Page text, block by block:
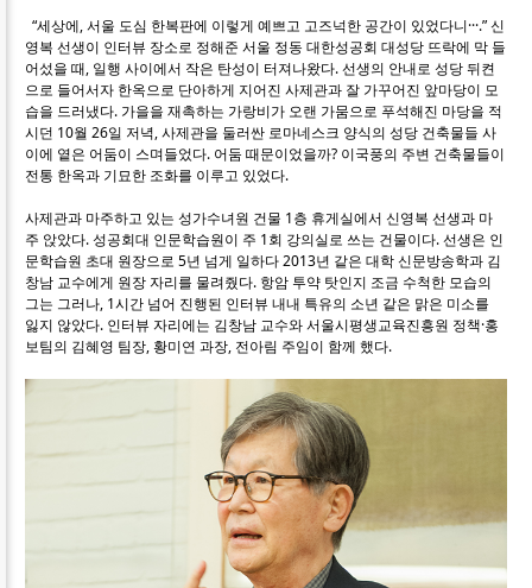
“세상에, 서울 도심 한복판에 이렇게 예쁘고 고즈넉한 공간이 있었다니···.” 신
영복 선생이 인터뷰 장소로 정해준 서울 정동 대한성공회 대성당 뜨락에 막 들
어섰을 때, 일행 사이에서 작은 탄성이 터져나왔다. 선생의 안내로 성당 뒤켠
으로 들어서자 한옥으로 단아하게 지어진 사제관과 잘 가꾸어진 앞마당이 모
습을 드러냈다. 가을을 재촉하는 가랑비가 오랜 가뭄으로 푸석해진 마당을 적
시던 10월 26일 저녁, 사제관을 둘러싼 로마네스크 양식의 성당 건축물들 사
이에 옅은 어둠이 스며들었다. 어둠 때문이었을까? 이국풍의 주변 건축물들이
전통 한옥과 기묘한 조화를 이루고 있었다.
사제관과 마주하고 있는 성가수녀원 건물 1층 휴게실에서 신영복 선생과 마
주 앉았다. 성공회대 인문학습원이 주 1회 강의실로 쓰는 건물이다. 선생은 인
문학습원 초대 원장으로 5년 넘게 일하다 2013년 같은 대학 신문방송학과 김
창남 교수에게 원장 자리를 물려줬다. 항암 투약 탓인지 조금 수척한 모습의
그는 그러나, 1시간 넘어 진행된 인터뷰 내내 특유의 소년 같은 맑은 미소를
잃지 않았다. 인터뷰 자리에는 김창남 교수와 서울시평생교육진흥원 정책·홍
보팀의 김혜영 팀장, 황미연 과장, 전아림 주임이 함께 했다.